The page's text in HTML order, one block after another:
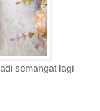
semangat lagi